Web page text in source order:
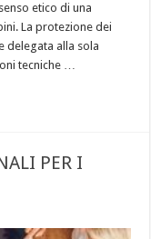
etico di una
La protezione dei
delegata alla sola
tecniche …
PER I